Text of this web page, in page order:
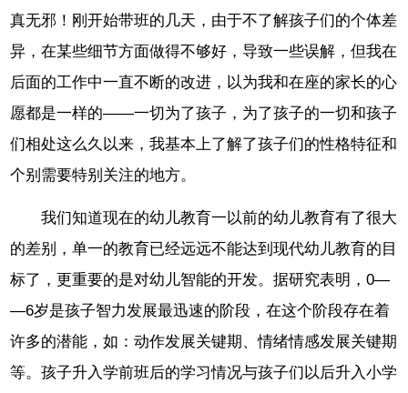
真无邪！刚开始带班的几天，由于不了解孩子们的个体差
异，在某些细节方面做得不够好，导致一些误解，但我在
后面的工作中一直不断的改进，以为我和在座的家长的心
愿都是一样的――一切为了孩子，为了孩子的一切和孩子
们相处这么久以来，我基本上了解了孩子们的性格特征和
个别需要特别关注的地方。
我们知道现在的幼儿教育一以前的幼儿教育有了很大
的差别，单一的教育已经远远不能达到现代幼儿教育的目
标了，更重要的是对幼儿智能的开发。据研究表明，0―
―6岁是孩子智力发展最迅速的阶段，在这个阶段存在着
许多的潜能，如：动作发展关键期、情绪情感发展关键期
等。孩子升入学前班后的学习情况与孩子们以后升入小学